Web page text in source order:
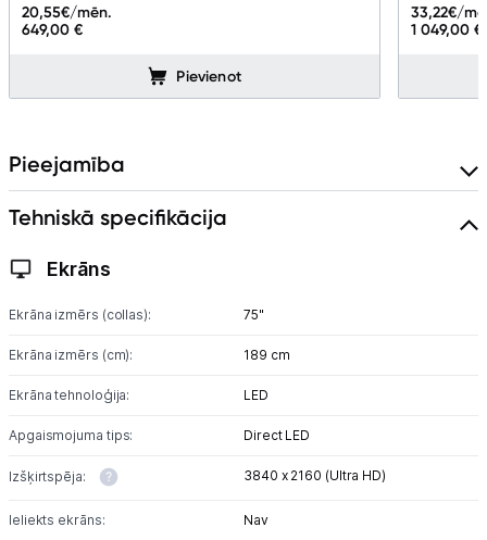
649,00 €
20,55€/mēn.
Pievienot
1 049,00 €
33,22€/
Pieejamība
Tehniskā specifikācija
Ekrāns
Ekrāna izmērs (collas): 75"
Ekrāna izmērs (cm): 189 cm
Ekrāna tehnoloģija: LED
Apgaismojuma tips: Direct LED
Izšķirtspēja: 3840 x 2160 (Ultra HD)
Ieliekts ekrāns: Nav